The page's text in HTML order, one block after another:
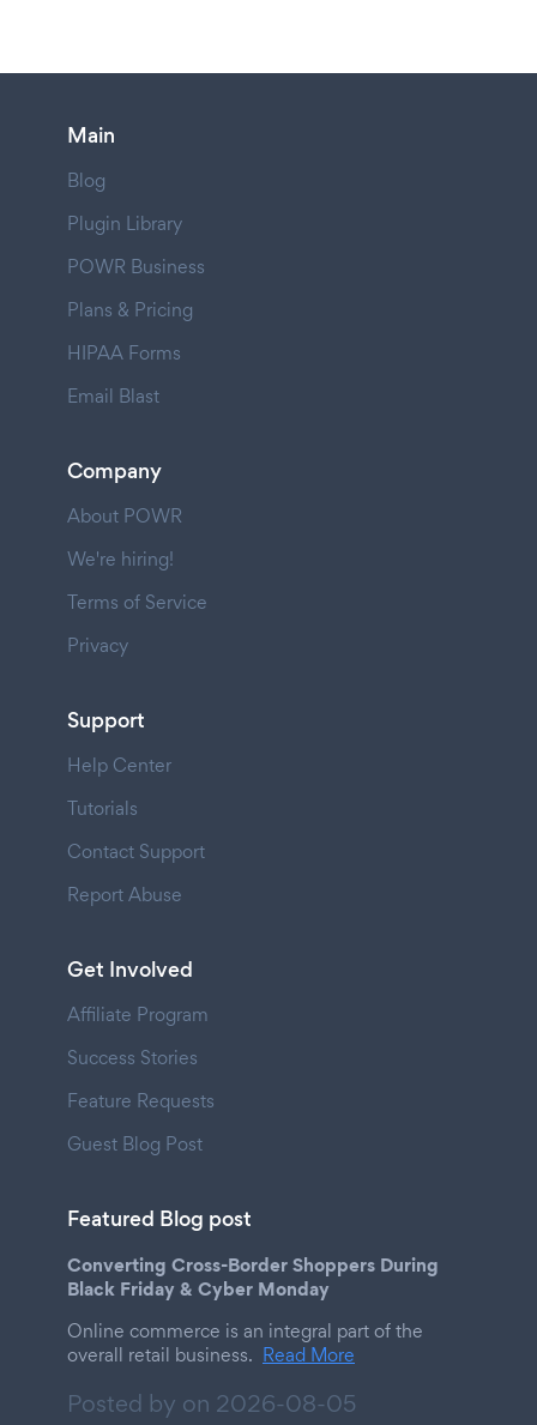
Main
Blog
Plugin Library
POWR Business
Plans & Pricing
HIPAA Forms
Email Blast
Company
About POWR
We're hiring!
Terms of Service
Privacy
Support
Help Center
Tutorials
Contact Support
Report Abuse
Get Involved
Affiliate Program
Success Stories
Feature Requests
Guest Blog Post
Featured Blog post
Converting Cross-Border Shoppers During
Black Friday & Cyber Monday
Online commerce is an integral part of the
overall retail business. Read More
Posted by on 2026-08-05